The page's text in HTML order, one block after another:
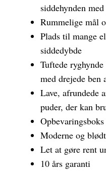
siddehynden
Rummelige mål
Plads til mange
siddedybde
Tuftede
med drejede ben
Lave, afrundede
puder, der kan
Moderne og
Let at gøre rent
10 års garanti